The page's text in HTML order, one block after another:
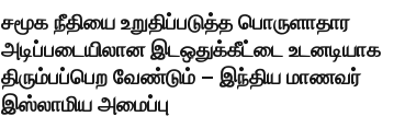
சமூக நீதியை உறுதிப்படுத்த பொருளாதார
அடிப்படையிலான இடஒதுக்கீட்டை உடனடியாக
திரும்பப்பெற வேண்டும் – இந்திய மாணவர்
இஸ்லாமிய அமைப்பு